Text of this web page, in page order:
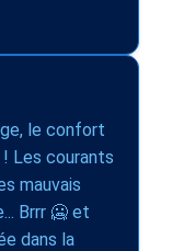
le confort
Les courants
mauvais
Brrr 🥶 et
dans la